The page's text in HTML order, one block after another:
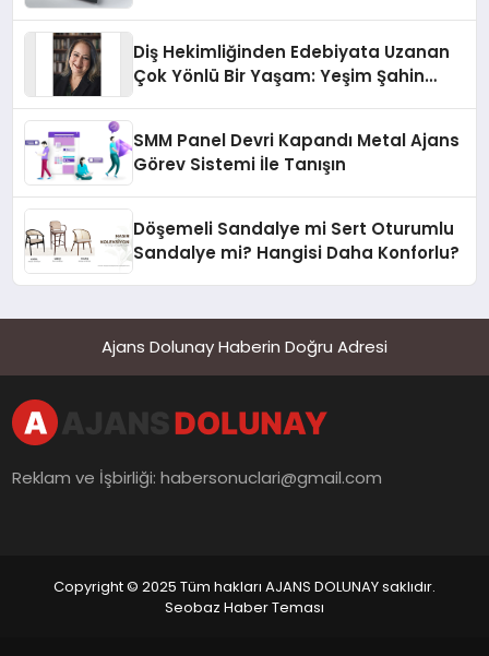
Diş Hekimliğinden Edebiyata Uzanan
Çok Yönlü Bir Yaşam: Yeşim Şahin
SMM Panel Devri Kapandı Metal Ajans
Görev Sistemi İle Tanışın
Döşemeli Sandalye mi Sert Oturumlu
Sandalye mi? Hangisi Daha Konforlu?
Ajans Dolunay Haberin Doğru Adresi
Reklam ve İşbirliği:habersonuclari@gmail.com
Copyright © 2025 Tüm hakları AJANS DOLUNAY saklıdır.
Seobaz Haber Teması